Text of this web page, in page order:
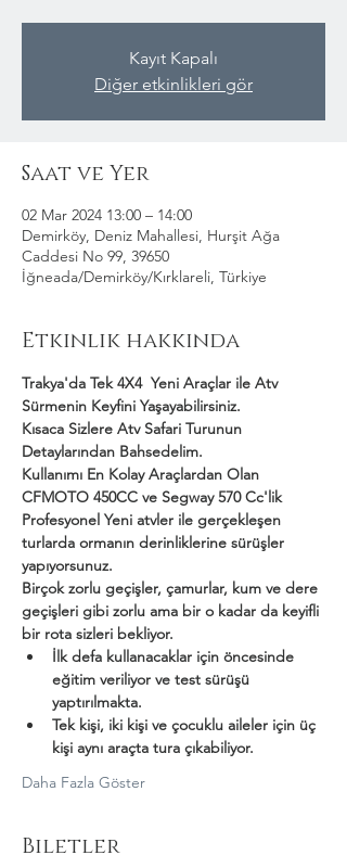
Kayıt Kapalı
Diğer etkinlikleri gör
Saat ve Yer
02 Mar 2024 13:00 – 14:00
Demirköy, Deniz Mahallesi, Hurşit Ağa
Caddesi No 99, 39650
İğneada/Demirköy/Kırklareli, Türkiye
Etkinlik hakkında
Trakya'da Tek 4X4  Yeni Araçlar ile Atv
Sürmenin Keyfini Yaşayabilirsiniz.
Kısaca Sizlere Atv Safari Turunun
Detaylarından Bahsedelim.
Kullanımı En Kolay Araçlardan Olan
CFMOTO 450CC ve Segway 570 Cc'lik
Profesyonel Yeni atvler ile gerçekleşen
turlarda ormanın derinliklerine sürüşler
yapıyorsunuz.
Birçok zorlu geçişler, çamurlar, kum ve dere
geçişleri gibi zorlu ama bir o kadar da keyifli
bir rota sizleri bekliyor.
İlk defa kullanacaklar için öncesinde
eğitim veriliyor ve test sürüşü
yaptırılmakta.
Tek kişi, iki kişi ve çocuklu aileler için üç
kişi aynı araçta tura çıkabiliyor.
Daha Fazla Göster
Biletler